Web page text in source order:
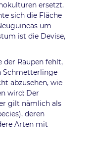
ersetzt.
sich die Fläche
um
ist die Devise,
der Raupen fehlt,
Schmetterlinge
abzusehen, wie
wird: Der
gilt nämlich als
deren
Arten mit